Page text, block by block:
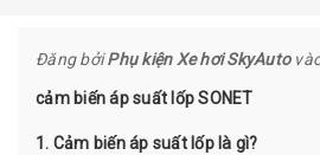
Đăng bởiPhụ kiện Xe hơi SkyAuto
cảm biến áp suất lốp SONET
1. Cảm biến áp suất lốp là gì?